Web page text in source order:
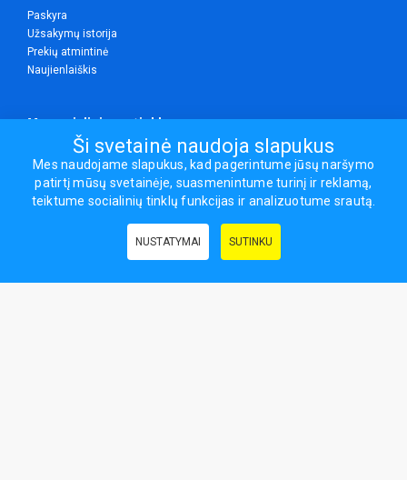
Paskyra
Užsakymų istorija
Prekių atmintinė
Naujienlaiškis
Mes socialiniuose tinkluose
Visos teisės saugomos.
Sporto ir laisvalaikio prekės, maisto papildai - erasportas.lt © 2026
Ši svetainė naudoja slapukus
Mes naudojame slapukus, kad pagerintume jūsų naršymo
patirtį mūsų svetainėje, suasmenintume turinį ir reklamą,
teiktume socialinių tinklų funkcijas ir analizuotume srautą.
NUSTATYMAI SUTINKU